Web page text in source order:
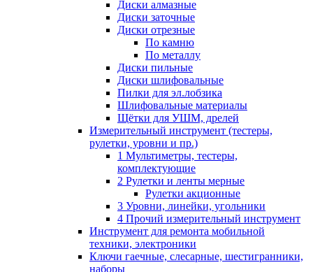
Диски алмазные
Диски заточные
Диски отрезные
По камню
По металлу
Диски пильные
Диски шлифовальные
Пилки для эл.лобзика
Шлифовальные материалы
Щётки для УШМ, дрелей
Измерительный инструмент (тестеры,
рулетки, уровни и пр.)
1 Мультиметры, тестеры,
комплектующие
2 Рулетки и ленты мерные
Рулетки акционные
3 Уровни, линейки, угольники
4 Прочий измерительный инструмент
Инструмент для ремонта мобильной
техники, электроники
Ключи гаечные, слесарные, шестигранники,
наборы